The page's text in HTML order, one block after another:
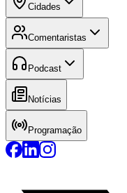
Cidades
Comentaristas
Podcast
Notícias
Programação